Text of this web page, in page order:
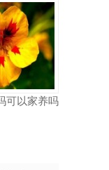
可以家养吗